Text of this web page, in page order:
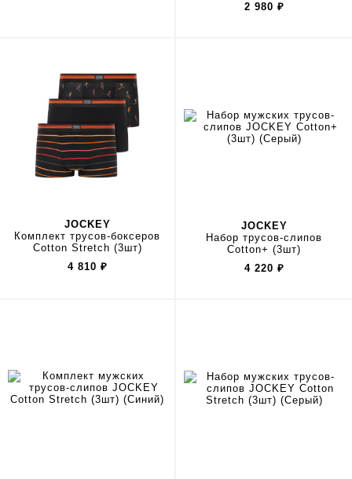
2 980 ₽
JOCKEY
Комплект трусов-боксеров
Cotton Stretch (3шт)
4 810 ₽
JOCKEY
Набор трусов-слипов
Cotton+ (3шт)
4 220 ₽